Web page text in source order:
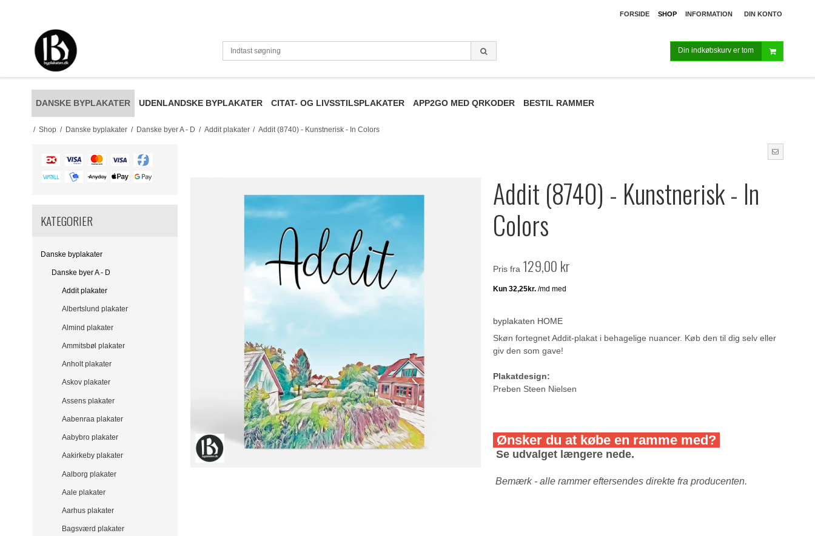
FORSIDE SHOP INFORMATION DIN KONTO
Din indkøbskurv er tom
DANSKE BYPLAKATER UDENLANDSKE BYPLAKATER CITAT- OG LIVSSTILSPLAKATER APP2GO MED QRKODER BESTIL RAMMER
/ Shop / Danske byplakater / Danske byer A - D / Addit plakater / Addit (8740) - Kunstnerisk - In Colors
KATEGORIER
Danske byplakater
Danske byer A - D
Addit plakater
Albertslund plakater
Almind plakater
Ammitsbøl plakater
Anholt plakater
Askov plakater
Assens plakater
Aabenraa plakater
Aabybro plakater
Aakirkeby plakater
Aalborg plakater
Aale plakater
Aarhus plakater
Bagsværd plakater
Addit (8740) - Kunstnerisk - In
Colors
Pris fra 129,00 kr
byplakaten HOME
Skøn fortegnet Addit-plakat i behagelige nuancer. Køb den til dig selv eller
giv den som gave!
Plakatdesign:
Preben Steen Nielsen
Ønsker du at købe en ramme med?
Se udvalget længere nede.
Bemærk - alle rammer eftersendes direkte fra producenten.